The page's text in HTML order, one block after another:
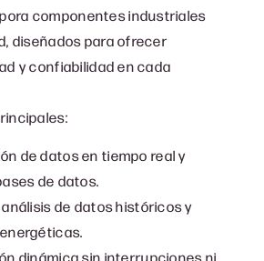
componentes industriales
diseñados para ofrecer
y confiabilidad en cada
de datos en tiempo real y
de datos.
de datos históricos y